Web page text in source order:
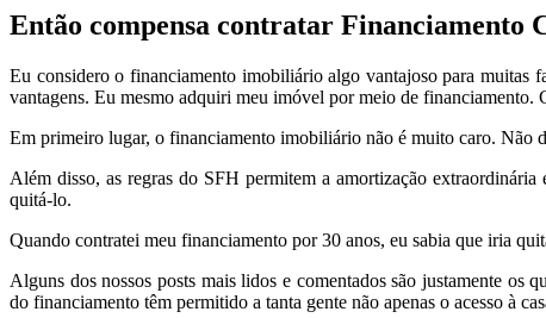
Então compensa contratar Financiamento
Eu considero o financiamento imobiliário algo vantajoso para muitas
vantagens. Eu mesmo adquiri meu imóvel por meio de
Em primeiro lugar, o financiamento imobiliário não é muito caro. Não
Além disso, as regras do SFH permitem a amortização
quitá-lo.
Quando contratei meu financiamento por 30 anos, eu sabia que iria
Alguns dos nossos posts mais lidos e comentados são justamente os
do financiamento têm permitido a tanta gente não apenas o acesso à